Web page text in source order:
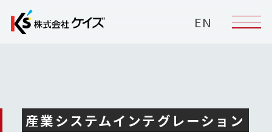
産業システムインテグレーション
EN